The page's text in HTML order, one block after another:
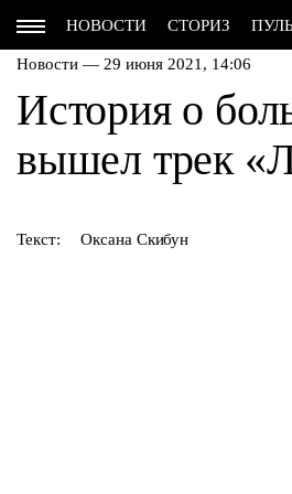
НОВОСТИ СТОРИЗ
Новости — 29 июня 2021, 14:06
История о
вышел трек
Текст: Оксана Скибун